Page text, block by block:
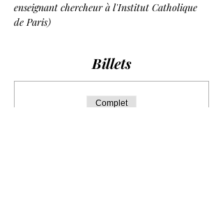
enseignant chercheur à l'Institut Catholique
de Paris)
Billets
Complet